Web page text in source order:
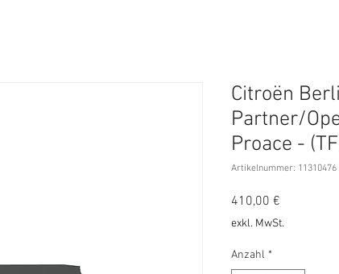
Citroën
Partner/
Proace -
Artikelnummer: 11310476
410,00 €
exkl. MwSt.
Anzahl *